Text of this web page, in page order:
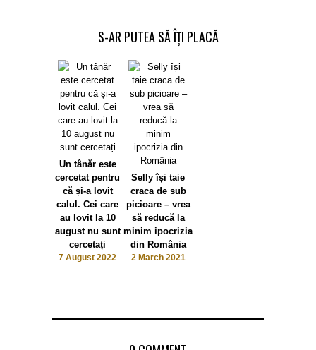
S-AR PUTEA SĂ ÎȚI PLACĂ
Un tânăr este
cercetat pentru
că și-a lovit
calul. Cei care
au lovit la 10
august nu sunt
cercetați
7 August 2022
Selly își taie
craca de sub
picioare – vrea
să reducă la
minim ipocrizia
din România
2 March 2021